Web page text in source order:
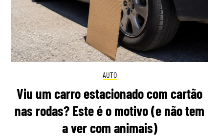
AUTO
Viu um carro estacionado com cartão
nas rodas? Este é o motivo (e não tem
a ver com animais)